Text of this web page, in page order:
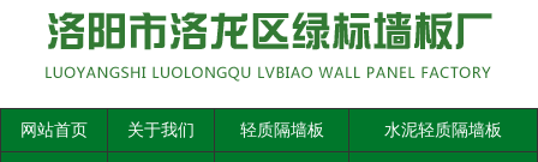
网站首页 关于我们 轻质隔墙板 水泥轻质隔墙板